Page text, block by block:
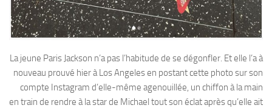
La jeune Paris Jackson n’a pas l’habitude de se dégonfler. Et elle l’a à
nouveau prouvé hier à Los Angeles en postant cette photo sur son
compte Instagram d’elle-même agenouillée, un chiffon à la main
en train de rendre à la star de Michael tout son éclat après qu’elle ait